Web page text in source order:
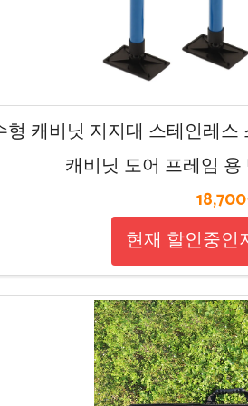
형 캐비닛 지지대 스테인레스
캐비닛 도어 프레임
현재 할인중인